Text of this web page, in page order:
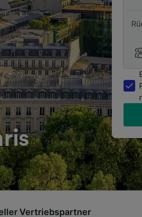
Vertriebspartner